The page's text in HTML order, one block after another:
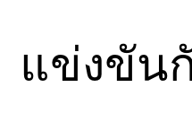
แข่งขัน